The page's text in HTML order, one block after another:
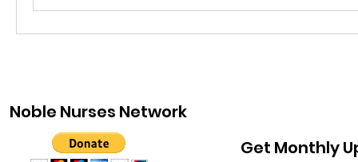
Noble Nurses Network
Get Monthly